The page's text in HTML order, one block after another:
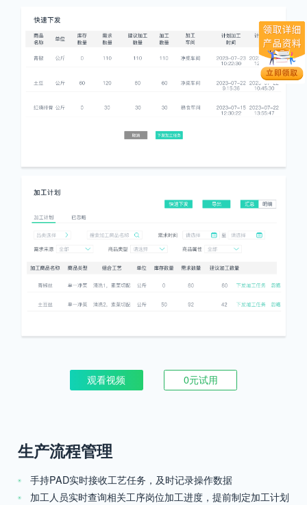
观看视频 0元试用
生产流程管理
手持PAD实时接收工艺任务，及时记录操作数据
加工人员实时查询相关工序岗位加工进度，提前制定加工计划